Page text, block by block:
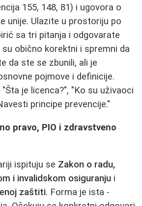
155, 148, 81) i ugovora o
unije. Ulazite u prostoriju po
sa tri pitanja i odgovarate
obično korektni i spremni da
da ste se zbunili, ali je
pojmove i definicije.
je licenca?", "Ko su uživaoci
principe prevencije."
pravo, PIO i zdravstveno
ispituju se Zakon o radu,
i invalidskom osiguranju i
zaštiti. Forma je ista -